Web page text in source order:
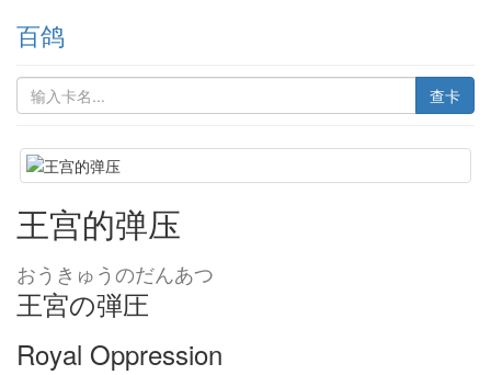
百鸽
查卡
王宫的弹压
おうきゅうのだんあつ
王宮の弾圧
Royal Oppression